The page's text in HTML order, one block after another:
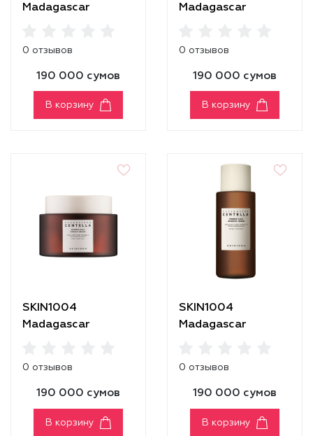
Madagascar
0 отзывов
190 000 сумов
В корзину
Madagascar
0 отзывов
190 000 сумов
В корзину
SKIN1004
Madagascar
0 отзывов
190 000 сумов
В корзину
SKIN1004
Madagascar
0 отзывов
190 000 сумов
В корзину